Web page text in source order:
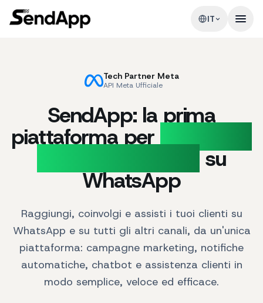
IT
Tech Partner Meta
API Meta Ufficiale
SendApp: la prima
piattaforma per Marketing
su
WhatsApp
Raggiungi, coinvolgi e assisti i tuoi clienti su
WhatsApp e su tutti gli altri canali, da un'unica
piattaforma: campagne marketing, notifiche
automatiche, chatbot e assistenza clienti in
modo semplice, veloce ed efficace.